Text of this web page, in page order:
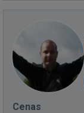
Cenas